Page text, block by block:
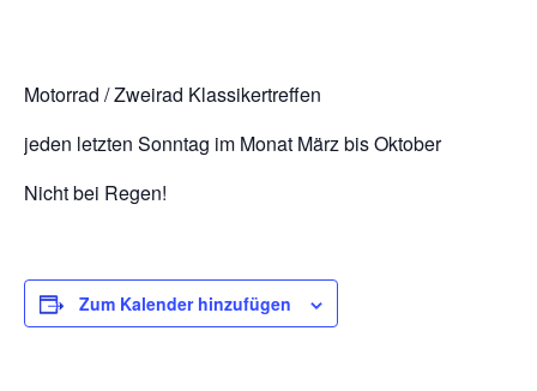
Motorrad / Zweirad Klassikertreffen
jeden letzten Sonntag im Monat März bis Oktober
Nicht bei Regen!
Zum Kalender hinzufügen